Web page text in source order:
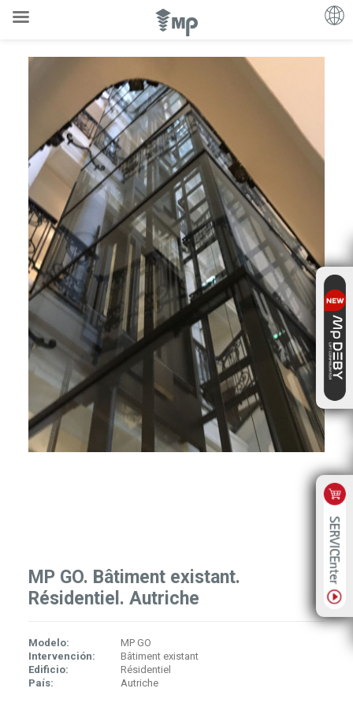
MP GO. Bâtiment existant.
Résidentiel. Autriche
Modelo:
MP GO
Intervención:
Bâtiment existant
Edificio:
Résidentiel
País:
Autriche